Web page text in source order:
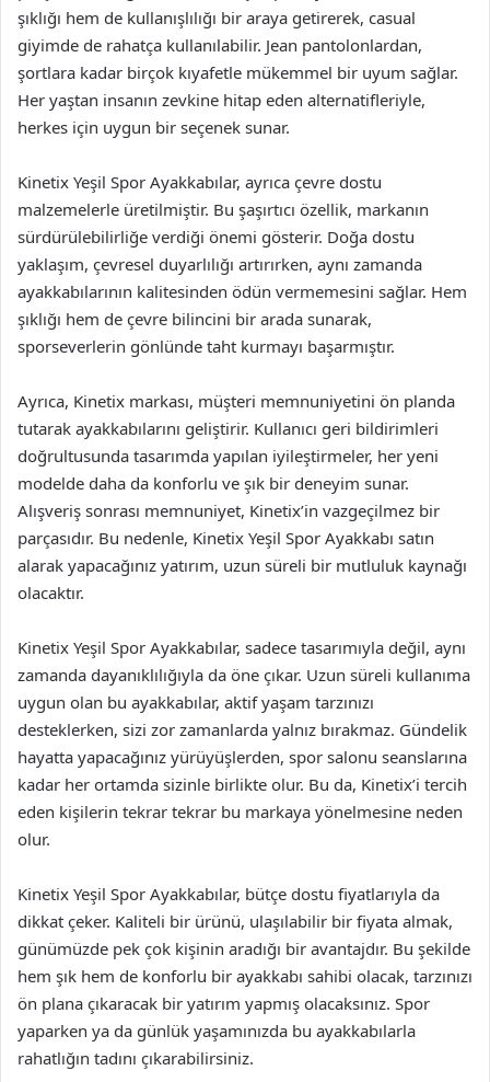
şıklığı hem de kullanışlılığı bir araya getirerek, casual
giyimde de rahatça kullanılabilir. Jean pantolonlardan,
şortlara kadar birçok kıyafetle mükemmel bir uyum sağlar.
Her yaştan insanın zevkine hitap eden alternatifleriyle,
herkes için uygun bir seçenek sunar.
Kinetix Yeşil Spor Ayakkabılar, ayrıca çevre dostu
malzemelerle üretilmiştir. Bu şaşırtıcı özellik, markanın
sürdürülebilirliğe verdiği önemi gösterir. Doğa dostu
yaklaşım, çevresel duyarlılığı artırırken, aynı zamanda
ayakkabılarının kalitesinden ödün vermemesini sağlar. Hem
şıklığı hem de çevre bilincini bir arada sunarak,
sporseverlerin gönlünde taht kurmayı başarmıştır.
Ayrıca, Kinetix markası, müşteri memnuniyetini ön planda
tutarak ayakkabılarını geliştirir. Kullanıcı geri bildirimleri
doğrultusunda tasarımda yapılan iyileştirmeler, her yeni
modelde daha da konforlu ve şık bir deneyim sunar.
Alışveriş sonrası memnuniyet, Kinetix’in vazgeçilmez bir
parçasıdır. Bu nedenle, Kinetix Yeşil Spor Ayakkabı satın
alarak yapacağınız yatırım, uzun süreli bir mutluluk kaynağı
olacaktır.
Kinetix Yeşil Spor Ayakkabılar, sadece tasarımıyla değil, aynı
zamanda dayanıklılığıyla da öne çıkar. Uzun süreli kullanıma
uygun olan bu ayakkabılar, aktif yaşam tarzınızı
desteklerken, sizi zor zamanlarda yalnız bırakmaz. Gündelik
hayatta yapacağınız yürüyüşlerden, spor salonu seanslarına
kadar her ortamda sizinle birlikte olur. Bu da, Kinetix’i tercih
eden kişilerin tekrar tekrar bu markaya yönelmesine neden
olur.
Kinetix Yeşil Spor Ayakkabılar, bütçe dostu fiyatlarıyla da
dikkat çeker. Kaliteli bir ürünü, ulaşılabilir bir fiyata almak,
günümüzde pek çok kişinin aradığı bir avantajdır. Bu şekilde
hem şık hem de konforlu bir ayakkabı sahibi olacak, tarzınızı
ön plana çıkaracak bir yatırım yapmış olacaksınız. Spor
yaparken ya da günlük yaşamınızda bu ayakkabılarla
rahatlığın tadını çıkarabilirsiniz.